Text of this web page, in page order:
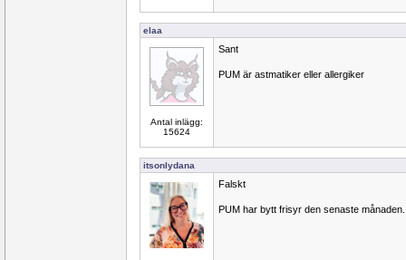
elaa
Antal inlägg:
15624
Sant
PUM är astmatiker eller allergiker
itsonlydana
Falskt
PUM har bytt frisyr den senaste månaden.